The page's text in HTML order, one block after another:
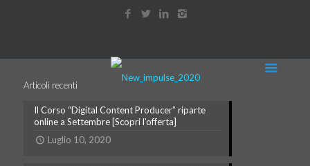
Articoli recenti
Il Corso “Digital Content Producer” riparte
online a Settembre [Scopri l’offerta]
Luglio 10, 2020